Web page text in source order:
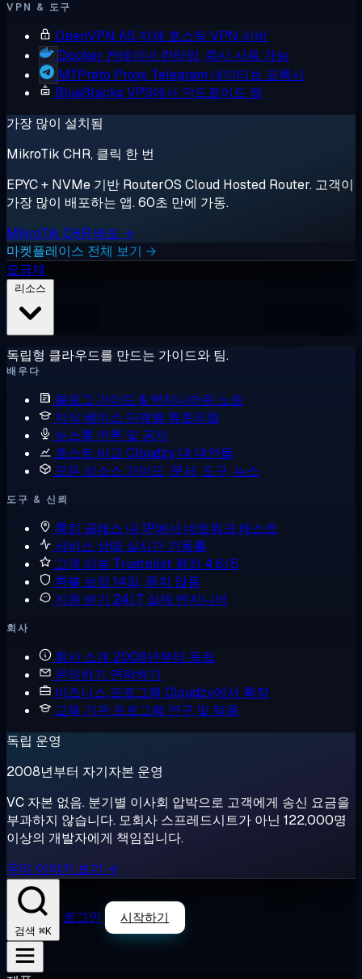
VPN & 도구
OpenVPN AS 자체 호스팅 VPN 서버
Docker 컨테이너 런타임, 즉시 사용 가능
MTProto Proxy Telegram 네이티브 프록시
BlueStacks VPS에서 안드로이드 앱
가장 많이 설치됨
MikroTik CHR, 클릭 한 번
EPYC + NVMe 기반 RouterOS Cloud Hosted Router. 고객이
가장 많이 배포하는 앱. 60초 만에 가동.
MikroTik CHR 배포 →
마켓플레이스 전체 보기 →
요금제
독립형 클라우드를 만드는 가이드와 팀.
배우다
블로그 가이드 & 엔지니어링 노트
지식 베이스 단계별 튜토리얼
뉴스룸 언론 및 공지
호스트 비교 Cloudzy 대 대안들
모든 리소스 가이드, 문서, 도구, 뉴스
도구 & 신뢰
룩킹 글래스 내 IP에서 네트워크 테스트
서비스 상태 실시간 가동률
고객 리뷰 Trustpilot 평점 4.6/5
환불 보장14일, 묻지 않음
지원 받기 24/7, 실제 엔지니어
회사
회사 소개 2008년부터 독립
문의하기 연락하기
비즈니스 프로그램 Cloudzy에서 확장
교육 기관 프로그램 연구 및 팀용
독립 운영
2008년부터 자기자본 운영
VC 자본 없음. 분기별 이사회 압박으로 고객에게 송신 요금을
부과하지 않습니다. 모회사 스프레드시트가 아닌 122,000명
이상의 개발자에게 책임집니다.
우리 이야기 보기 →
검색 ⌘K
로그인 시작하기